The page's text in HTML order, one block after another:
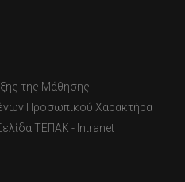
της Μάθησης
Προσωπικού Χαρακτήρα
ΤΕΠΑΚ - Intranet